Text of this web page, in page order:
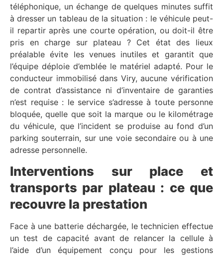
téléphonique, un échange de quelques minutes suffit
à dresser un tableau de la situation : le véhicule peut-
il repartir après une courte opération, ou doit-il être
pris en charge sur plateau ? Cet état des lieux
préalable évite les venues inutiles et garantit que
l’équipe déploie d’emblée le matériel adapté. Pour le
conducteur immobilisé dans Viry, aucune vérification
de contrat d’assistance ni d’inventaire de garanties
n’est requise : le service s’adresse à toute personne
bloquée, quelle que soit la marque ou le kilométrage
du véhicule, que l’incident se produise au fond d’un
parking souterrain, sur une voie secondaire ou à une
adresse personnelle.
Interventions sur place et
transports par plateau : ce que
recouvre la prestation
Face à une batterie déchargée, le technicien effectue
un test de capacité avant de relancer la cellule à
l’aide d’un équipement conçu pour les gestions